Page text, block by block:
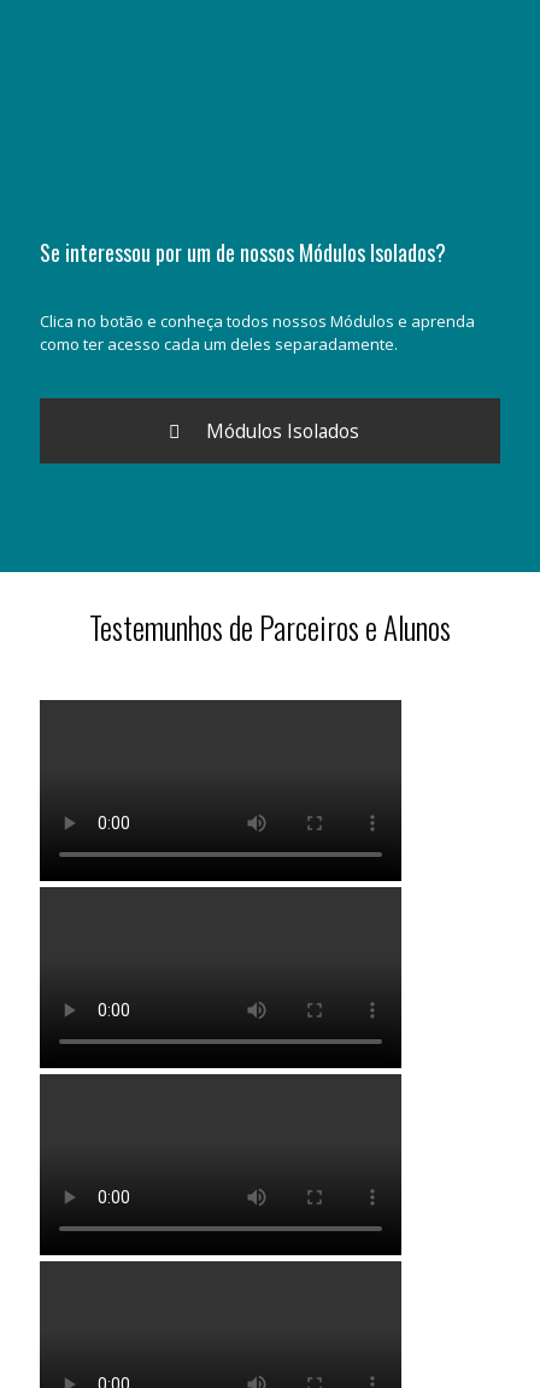
Se interessou por um de nossos Módulos Isolados?
Clica no botão e conheça todos nossos Módulos e aprenda
como ter acesso cada um deles separadamente.
Módulos Isolados
Testemunhos de Parceiros e Alunos